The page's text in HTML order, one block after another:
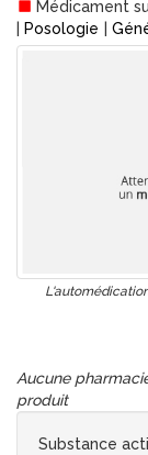
Médicament
Posologie
Aucune
produit
Substance